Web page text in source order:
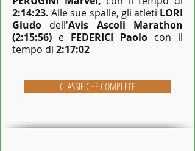
2:14:23.Alle sue spalle, gli atleti LORI
Giudo dell'Avis Ascoli Marathon
(2:15:56) e FEDERICI Paolo con il
tempo di 2:17:02
CLASSIFICHE COMPLETE